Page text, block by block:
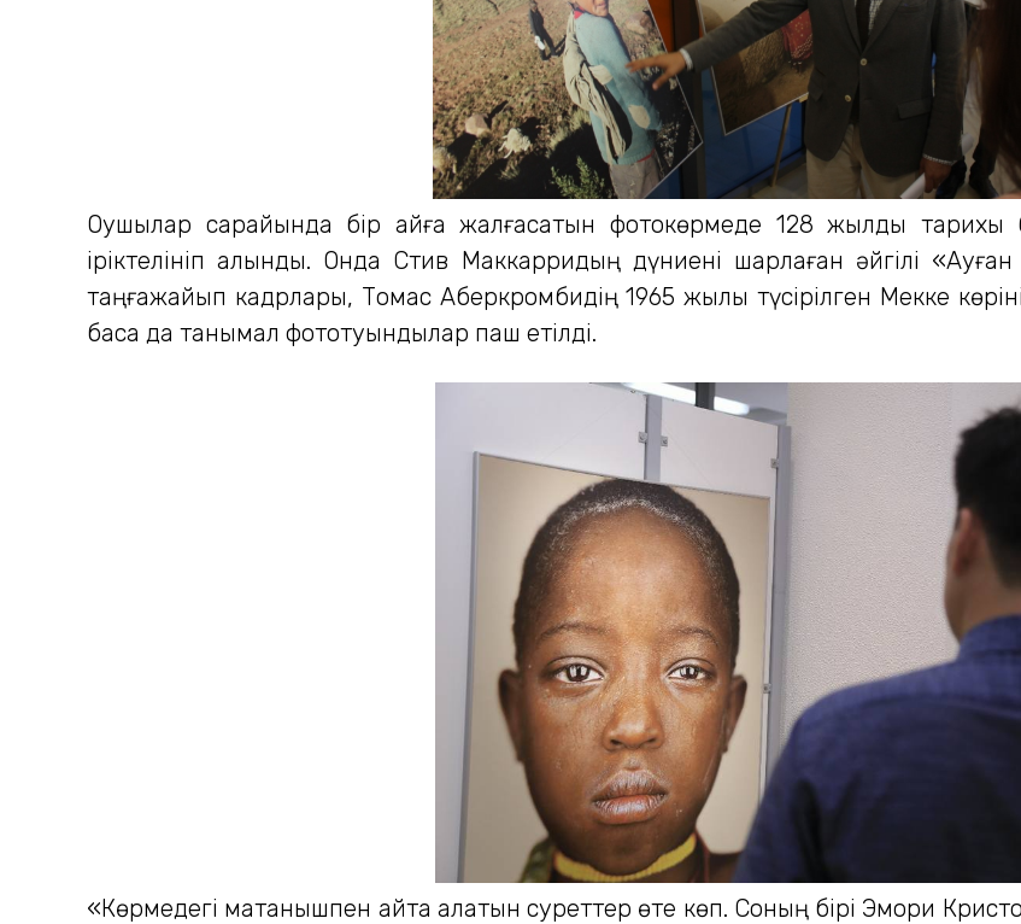
Оқушылар сарайында бір айға жалғасатын фотокөрмеде 128 жылдық тарихы
іріктелініп алынды. Онда Стив Маккарридың дүниені шарлаған әйгілі
таңғажайып кадрлары, Томас Аберкромбидің 1965 жылы түсірілген Мекке
басқа да танымал фототуындылар паш етілді.
«Көрмедегі мақтанышпен айта алатын суреттер өте көп. Соның бірі Эмори